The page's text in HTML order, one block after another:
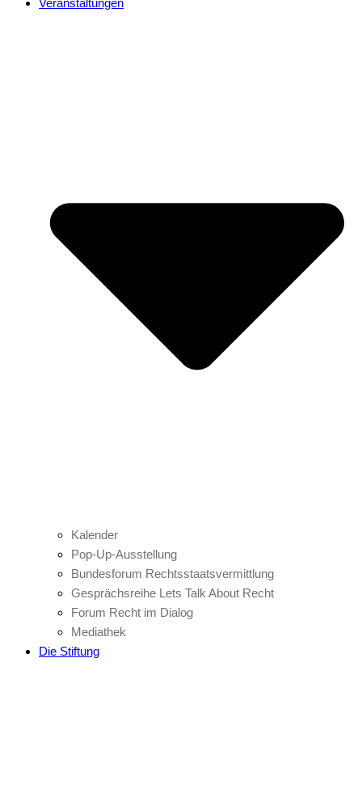
Veranstaltungen
Kalender
Pop-Up-Ausstellung
Bundesforum Rechtsstaatsvermittlung
Gesprächsreihe Lets Talk About Recht
Forum Recht im Dialog
Mediathek
Die Stiftung